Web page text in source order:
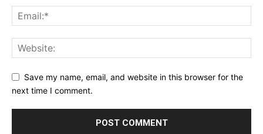
Save my name, email, and website in this browser for the
next time I comment.